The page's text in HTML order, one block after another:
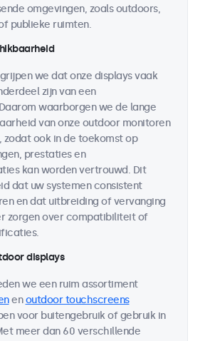
omgevingen, zoals outdoors,
publieke ruimten.
we dat onze displays vaak
zijn van een
waarborgen we de lange
van onze outdoor monitoren
zodat ook in de toekomst op
prestaties en
kan worden vertrouwd. Dit
dat uw systemen consistent
en dat uitbreiding of vervanging
zorgen over compatibiliteit of
displays
we een ruim assortiment
enoutdoor touchscreens
voor buitengebruik of gebruik in
meer dan 60 verschillende